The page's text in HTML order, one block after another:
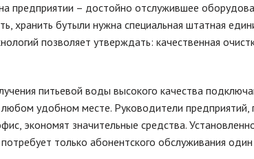
предприятии – достойно отслужившее
хранить бутыли нужна специальная штатная
позволяет утверждать: качественная
питьевой воды высокого качества
удобном месте. Руководители предприятий,
экономят значительные средства.
только абонентского обслуживания один